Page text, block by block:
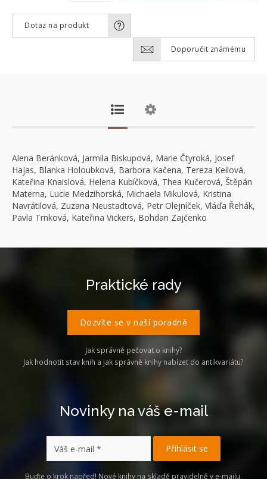
Dotaz na produkt
Doporučit známému
Alena Beránková, Jarmila Biskupová, Marie Čtyroká, Josef
Hajas, Blanka Holoubková, Barbora Kačena, Tereza Keilová,
Kateřina Knaislová, Helena Kubíčková, Thea Kučerová, Štěpán
Materna, Lucie Medzihorská, Michaela Mikulová, Kristina
Navrátilová, Zuzana Neustadtová, Petr Olejníček, Vláďa Řehák,
Pavla Trnková, Kateřina Vickers, Bohdan Zajčenko
Praktické rady
Dozvíte se v naší poradně
Jak správně pečovat o knihy?
Jak hodnotit stav knih a jak správně knihy nabízet do antikvariátu?
Novinky na váš e-mail
Buďte o krok napřed! Nové knihy na skladě pravidelně v e-mailu.